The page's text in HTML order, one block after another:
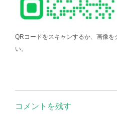
QRコードをスキャンするか、画像を
い。
コメントを残す